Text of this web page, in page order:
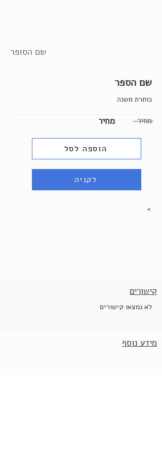
שם הסופר
שם הספר
כותרת משנה
מחיר מחיר
הוספה לסל
לקניה
>
קישורים
לא נמצאו קישורים
מידע נוסף